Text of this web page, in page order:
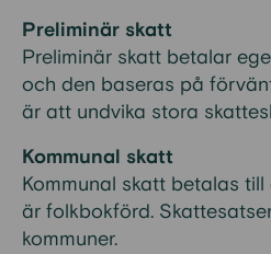
Preliminär skatt
Preliminär skatt betalar
och den baseras på
är att undvika stora
Kommunal skatt
Kommunal skatt betalas
är folkbokförd.
kommuner.